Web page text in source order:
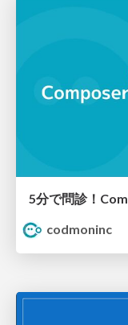
5分で問診！
codmoninc